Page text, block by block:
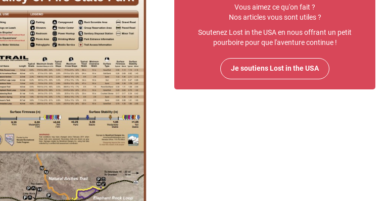
Vous aimez ce qu'on fait ?
Nos articles vous sont utiles ?
Soutenez Lost in the USA en nous offrant un petit
pourboire pour que l'aventure continue !
Je soutiens Lost in the USA